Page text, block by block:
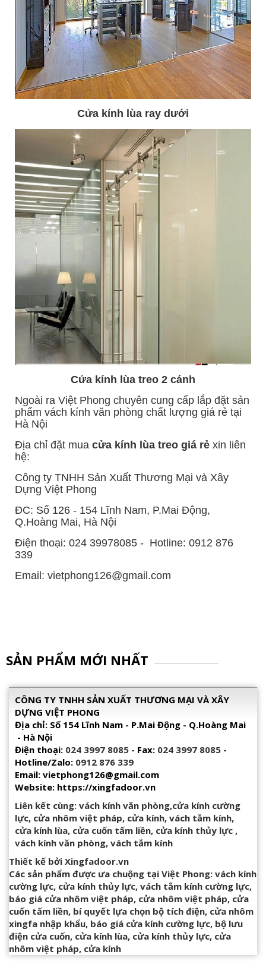
Cửa kính lùa ray dưới
Cửa kính lùa treo 2 cánh
Ngoài ra Việt Phong chuyên cung cấp lắp đặt sản
phẩm vách kính văn phòng chất lượng giá rẻ tại
Hà Nội
Địa chỉ đặt mua cửa kính lùa treo giá rẻ xin liên
hệ:
Công ty TNHH Sản Xuất Thương Mại và Xây
Dựng Việt Phong
ĐC: Số 126 - 154 Lĩnh Nam, P.Mai Động,
Q.Hoàng Mai, Hà Nội
Điện thoại: 024 39978085 - Hotline: 0912 876
339
Email: vietphong126@gmail.com
SẢN PHẨM MỚI NHẤT
CÔNG TY TNHH SẢN XUẤT THƯƠNG MẠI VÀ XÂY
DỰNG VIỆT PHONG
Địa chỉ: Số 154 Lĩnh Nam - P.Mai Động - Q.Hoàng Mai
- Hà Nội
Điện thoại: 024 3997 8085 - Fax: 024 3997 8085 -
Hotline/Zalo: 0912 876 339
Email: vietphong126@gmail.com
Website: https://xingfadoor.vn
Liên kết cùng: vách kính văn phòng,cửa kính cường
lực, cửa nhôm việt pháp, cửa kính, vách tắm kính,
cửa kính lùa, cửa cuốn tấm liền, cửa kính thủy lực ,
vách kính văn phòng, vách tắm kính
Thiết kế bởi Xingfadoor.vn
Các sản phẩm được ưa chuộng tại Việt Phong: vách kính
cường lực, cửa kính thủy lực, vách tắm kính cường lực,
báo giá cửa nhôm việt pháp, cửa nhôm việt pháp, cửa
cuốn tấm liền, bí quyết lựa chọn bộ tích điện, cửa nhôm
xingfa nhập khẩu, báo giá cửa kính cường lực, bộ lưu
điện cửa cuốn, cửa kính lùa, cửa kính thủy lực, cửa
nhôm việt pháp, cửa kính